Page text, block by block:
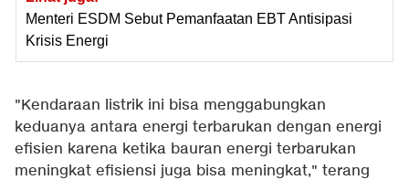
Menteri ESDM Sebut Pemanfaatan EBT Antisipasi
Krisis Energi
"Kendaraan listrik ini bisa menggabungkan
keduanya antara energi terbarukan dengan energi
efisien karena ketika bauran energi terbarukan
meningkat efisiensi juga bisa meningkat," terang